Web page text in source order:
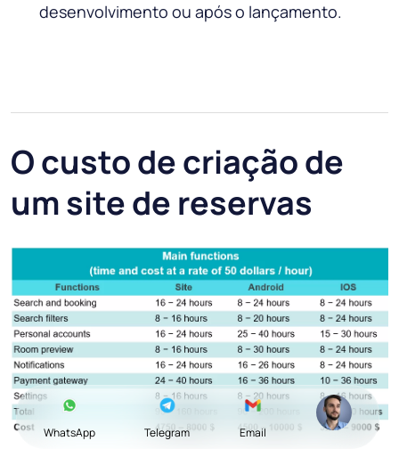
desenvolvimento ou após o lançamento.
O custo de criação de
um site de reservas
WhatsApp Telegram Email